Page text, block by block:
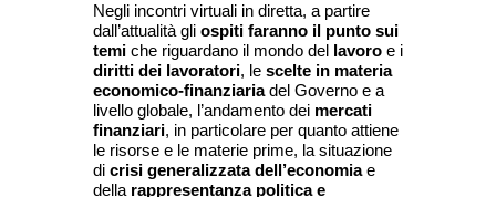
Negli incontri virtuali in diretta, a partire
dall’attualità gli ospiti faranno il punto sui
temi che riguardano il mondo del lavoro e i
diritti dei lavoratori, le scelte in materia
economico-finanziariadel Governo e a
livello globale, l’andamento dei mercati
finanziari, in particolare per quanto attiene
le risorse e le materie prime, la situazione
di crisi generalizzata dell’economiae
della rappresentanza politica e